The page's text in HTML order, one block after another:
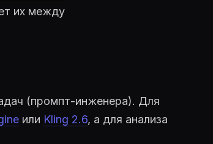
их между
(промпт-инженера). Для
или Kling 2.6, а для анализа